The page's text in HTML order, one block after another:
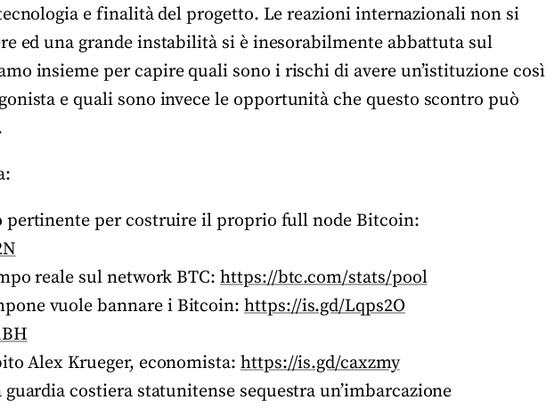
e finalità del progetto. Le reazioni internazionali non si
ed una grande instabilità si è inesorabilmente abbattuta sul
insieme per capire quali sono i rischi di avere un’istituzione così
e quali sono invece le opportunità che questo scontro può
pertinente per costruire il proprio full node Bitcoin:
reale sul network BTC:https://btc.com/stats/pool
vuole bannare i Bitcoin:https://is.gd/Lqps2O
Alex Krueger, economista: https://is.gd/caxzmy
costiera statunitense sequestra un’imbarcazione